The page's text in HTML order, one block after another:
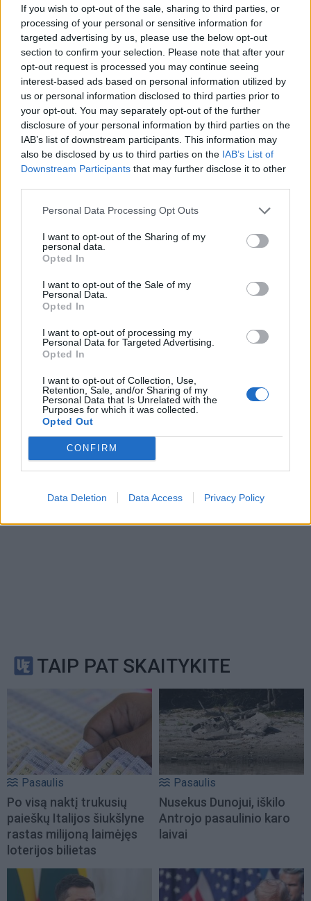
If you wish to opt-out of the sale, sharing to third parties, or
processing of your personal or sensitive information for
targeted advertising by us, please use the below opt-out
section to confirm your selection. Please note that after your
opt-out request is processed you may continue seeing
interest-based ads based on personal information utilized by
us or personal information disclosed to third parties prior to
your opt-out. You may separately opt-out of the further
disclosure of your personal information by third parties on the
IAB’s list of downstream participants. This information may
also be disclosed by us to third parties on the IAB’s List of
Downstream Participants that may further disclose it to other
Personal Data Processing Opt Outs
I want to opt-out of the Sharing of my
personal data.
Opted In
I want to opt-out of the Sale of my
Personal Data.
Opted In
I want to opt-out of processing my
Personal Data for Targeted Advertising.
Opted In
I want to opt-out of Collection, Use,
Retention, Sale, and/or Sharing of my
Personal Data that Is Unrelated with the
Purposes for which it was collected.
Opted Out
CONFIRM
Data Deletion Data Access Privacy Policy
sunaikinimas
Komentarai
Rašyti komentarą
Jūsų vardas
Sutinku su taisyklėmis
reCAPTCHA and the Google
Privacy Policyand
Terms of
Serviceapply.
TAIP PAT SKAITYKITE
Pasaulis
Po visą naktį trukusių
paieškų Italijos šiukšlyne
rastas milijoną laimėjęs
loterijos bilietas
Pasaulis
Nusekus Dunojui, iškilo
Antrojo pasaulinio karo
laivai